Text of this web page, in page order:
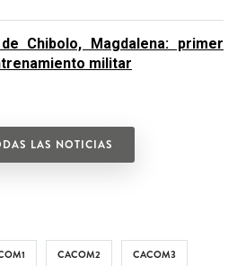
Chibolo, Magdalena: primer
militar
LAS NOTICIAS
CACOM2 CACOM3